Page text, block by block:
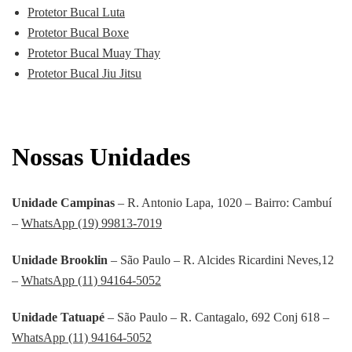
Protetor Bucal Luta
Protetor Bucal Boxe
Protetor Bucal Muay Thay
Protetor Bucal Jiu Jitsu
Nossas Unidades
Unidade Campinas – R. Antonio Lapa, 1020 – Bairro: Cambuí
– WhatsApp (19) 99813-7019
Unidade Brooklin – São Paulo – R. Alcides Ricardini Neves,12
– WhatsApp (11) 94164-5052
Unidade Tatuapé – São Paulo – R. Cantagalo, 692 Conj 618 –
WhatsApp (11) 94164-5052